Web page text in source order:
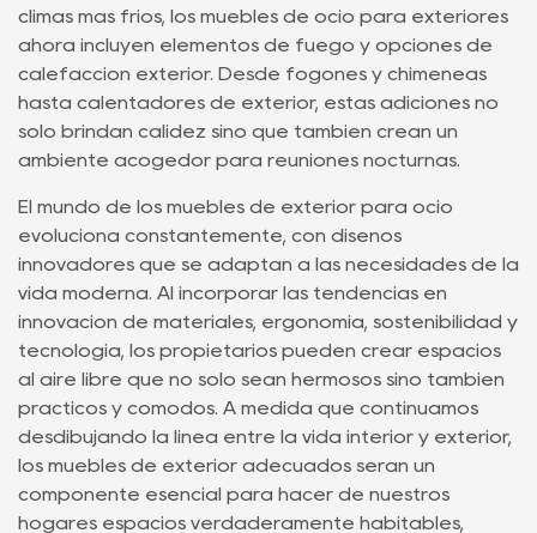
climas más fríos, los muebles de ocio para exteriores
ahora incluyen elementos de fuego y opciones de
calefacción exterior. Desde fogones y chimeneas
hasta calentadores de exterior, estas adiciones no
solo brindan calidez sino que también crean un
ambiente acogedor para reuniones nocturnas.
El mundo de los muebles de exterior para ocio
evoluciona constantemente, con diseños
innovadores que se adaptan a las necesidades de la
vida moderna. Al incorporar las tendencias en
innovación de materiales, ergonomía, sostenibilidad y
tecnología, los propietarios pueden crear espacios
al aire libre que no sólo sean hermosos sino también
prácticos y cómodos. A medida que continuamos
desdibujando la línea entre la vida interior y exterior,
los muebles de exterior adecuados serán un
componente esencial para hacer de nuestros
hogares espacios verdaderamente habitables,